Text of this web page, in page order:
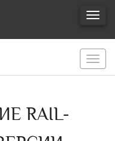
RAIL-